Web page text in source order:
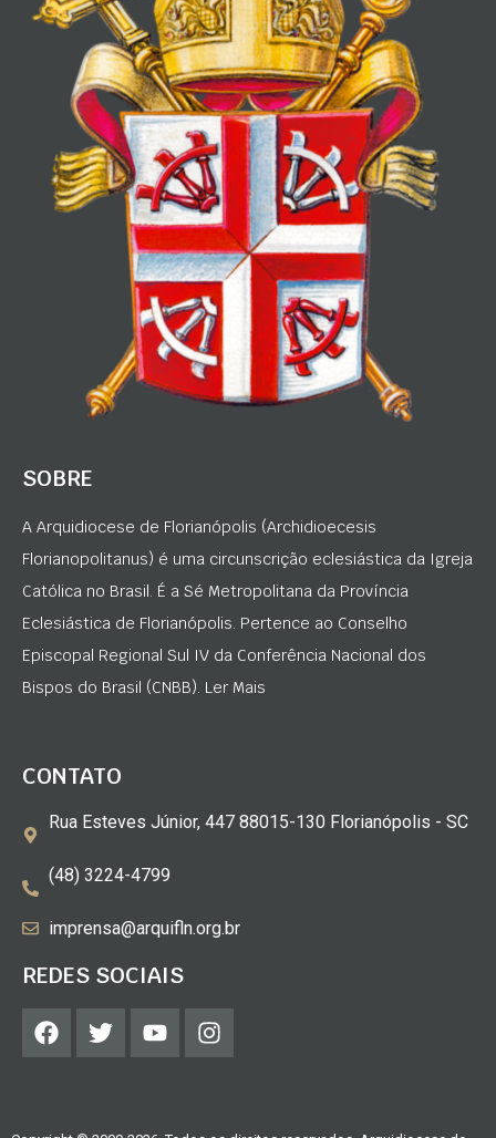
SOBRE
A Arquidiocese de Florianópolis (Archidioecesis
Florianopolitanus) é uma circunscrição eclesiástica da Igreja
Católica no Brasil. É a Sé Metropolitana da Província
Eclesiástica de Florianópolis. Pertence ao Conselho
Episcopal Regional Sul IV da Conferência Nacional dos
Bispos do Brasil (CNBB). Ler Mais
CONTATO
Rua Esteves Júnior, 447 88015-130 Florianópolis - SC
(48) 3224-4799
imprensa@arquifln.org.br
REDES SOCIAIS